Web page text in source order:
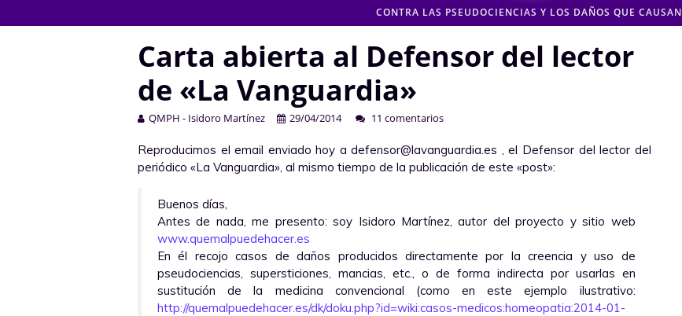
CONTRA LAS PSEUDOCIENCIAS Y LOS DAÑOS QUE CAUSAN
Carta abierta al Defensor del lector
de «La Vanguardia»
QMPH - Isidoro Martínez 29/04/2014 11 comentarios
Reproducimos el email enviado hoy a defensor@lavanguardia.es , el Defensor del lector del
periódico «La Vanguardia», al mismo tiempo de la publicación de este «post»:
Buenos días,
Antes de nada, me presento: soy Isidoro Martínez, autor del proyecto y sitio web
www.quemalpuedehacer.es
En él recojo casos de daños producidos directamente por la creencia y uso de
pseudociencias, supersticiones, mancias, etc., o de forma indirecta por usarlas en
sustitución de la medicina convencional (como en este ejemplo ilustrativo:
http://quemalpuedehacer.es/dk/doku.php?id=wiki:casos-medicos:homeopatia:2014-01-